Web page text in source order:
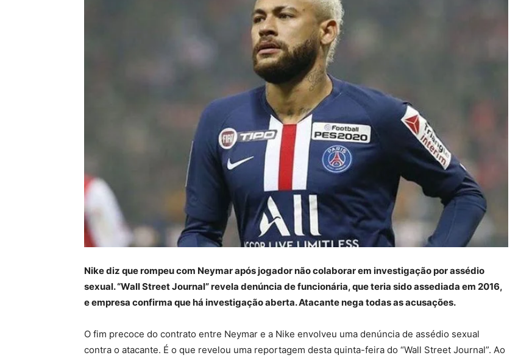
Nike diz que rompeu com Neymar após jogador não colaborar em investigação por assédio
sexual. “Wall Street Journal” revela denúncia de funcionária, que teria sido assediada em 2016,
e empresa confirma que há investigação aberta. Atacante nega todas as acusações.
O fim precoce do contrato entre Neymar e a Nike envolveu uma denúncia de assédio sexual
contra o atacante. É o que revelou uma reportagem desta quinta-feira do “Wall Street Journal”. Ao